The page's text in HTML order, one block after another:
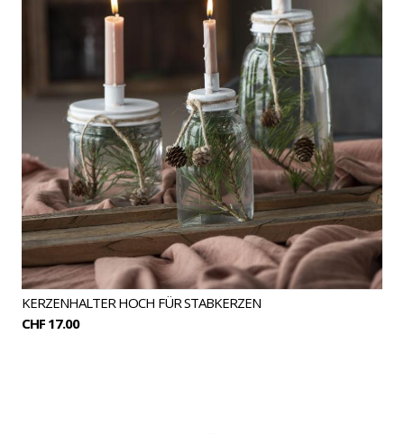
KERZENHALTER HOCH FÜR STABKERZEN
CHF 17.00